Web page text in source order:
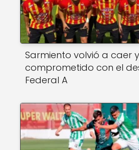
Sarmiento volvió a caer
comprometido con el
Federal A